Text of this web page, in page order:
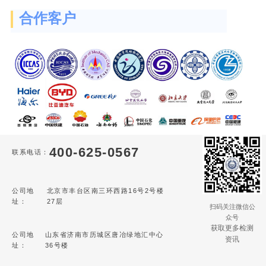
合作客户
联系电话： 400-625-0567
公司地
址：
北京市丰台区南三环西路16号2号楼
27层
公司地
址：
山东省济南市历城区唐冶绿地汇中心
36号楼
扫码关注微信公
众号
获取更多检测
资讯